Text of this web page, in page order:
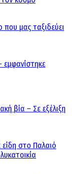
μας ταξιδεύει
εμφανίστηκε
βία – Σε εξέλιξη
στο Παλαιό